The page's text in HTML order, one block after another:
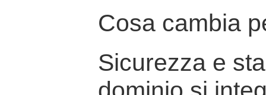
Cosa cambia
Sicurezza e